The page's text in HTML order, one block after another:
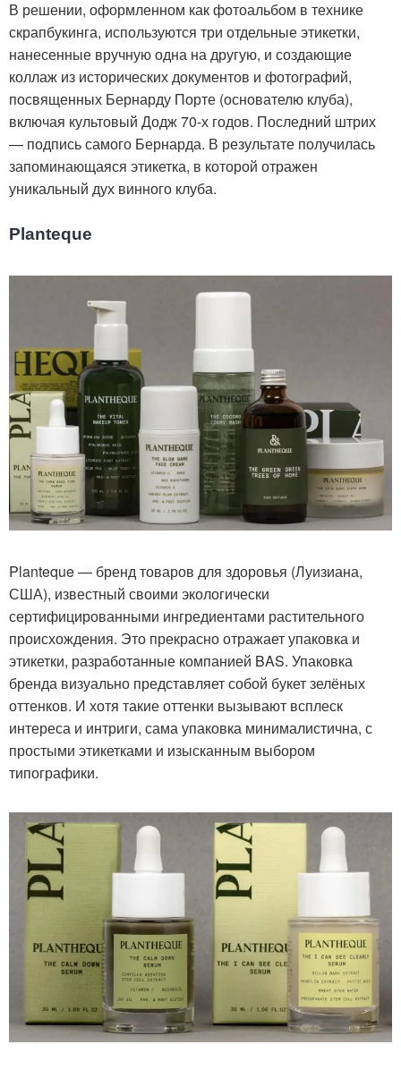
В решении, оформленном как фотоальбом в технике
скрапбукинга, используются три отдельные этикетки,
нанесенные вручную одна на другую, и создающие
коллаж из исторических документов и фотографий,
посвященных Бернарду Порте (основателю клуба),
включая культовый Додж 70-х годов. Последний штрих
— подпись самого Бернарда. В результате получилась
запоминающаяся этикетка, в которой отражен
уникальный дух винного клуба.
Planteque
Planteque — бренд товаров для здоровья (Луизиана,
США), известный своими экологически
сертифицированными ингредиентами растительного
происхождения. Это прекрасно отражает упаковка и
этикетки, разработанные компанией BAS. Упаковка
бренда визуально представляет собой букет зелёных
оттенков. И хотя такие оттенки вызывают всплеск
интереса и интриги, сама упаковка минималистична, с
простыми этикетками и изысканным выбором
типографики.